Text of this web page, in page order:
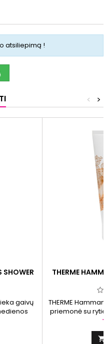
atsiliepimą !
>
<
SHOWER
gaivų
THERME
THERME
priemonė su
esantis alyvuogių
ir drėkinti odą, o
